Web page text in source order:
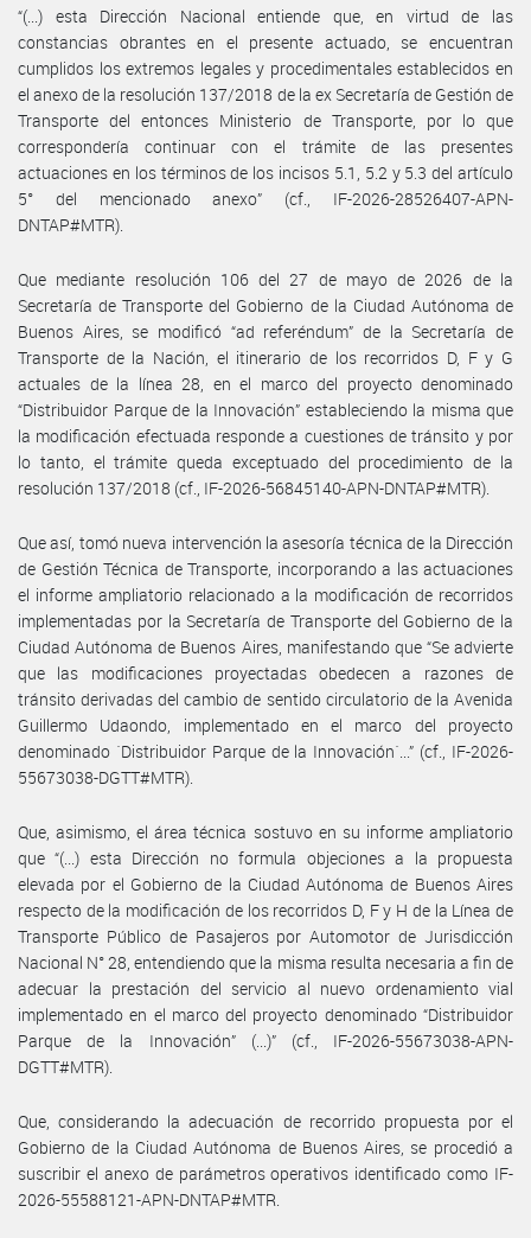
“(...) esta Dirección Nacional entiende que, en virtud de las
constancias obrantes en el presente actuado, se encuentran
cumplidos los extremos legales y procedimentales establecidos en
el anexo de la resolución 137/2018 de la ex Secretaría de Gestión de
Transporte del entonces Ministerio de Transporte, por lo que
correspondería continuar con el trámite de las presentes
actuaciones en los términos de los incisos 5.1, 5.2 y 5.3 del artículo
5° del mencionado anexo” (cf., IF-2026-28526407-APN-
DNTAP#MTR).
Que mediante resolución 106 del 27 de mayo de 2026 de la
Secretaría de Transporte del Gobierno de la Ciudad Autónoma de
Buenos Aires, se modificó “ad referéndum” de la Secretaría de
Transporte de la Nación, el itinerario de los recorridos D, F y G
actuales de la línea 28, en el marco del proyecto denominado
“Distribuidor Parque de la Innovación” estableciendo la misma que
la modificación efectuada responde a cuestiones de tránsito y por
lo tanto, el trámite queda exceptuado del procedimiento de la
resolución 137/2018 (cf., IF-2026-56845140-APN-DNTAP#MTR).
Que así, tomó nueva intervención la asesoría técnica de la Dirección
de Gestión Técnica de Transporte, incorporando a las actuaciones
el informe ampliatorio relacionado a la modificación de recorridos
implementadas por la Secretaría de Transporte del Gobierno de la
Ciudad Autónoma de Buenos Aires, manifestando que “Se advierte
que las modificaciones proyectadas obedecen a razones de
tránsito derivadas del cambio de sentido circulatorio de la Avenida
Guillermo Udaondo, implementado en el marco del proyecto
denominado ´Distribuidor Parque de la Innovación´...” (cf., IF-2026-
55673038-DGTT#MTR).
Que, asimismo, el área técnica sostuvo en su informe ampliatorio
que “(...) esta Dirección no formula objeciones a la propuesta
elevada por el Gobierno de la Ciudad Autónoma de Buenos Aires
respecto de la modificación de los recorridos D, F y H de la Línea de
Transporte Público de Pasajeros por Automotor de Jurisdicción
Nacional N° 28, entendiendo que la misma resulta necesaria a fin de
adecuar la prestación del servicio al nuevo ordenamiento vial
implementado en el marco del proyecto denominado “Distribuidor
Parque de la Innovación” (...)” (cf., IF-2026-55673038-APN-
DGTT#MTR).
Que, considerando la adecuación de recorrido propuesta por el
Gobierno de la Ciudad Autónoma de Buenos Aires, se procedió a
suscribir el anexo de parámetros operativos identificado como IF-
2026-55588121-APN-DNTAP#MTR.